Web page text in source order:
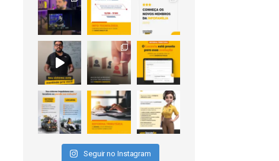
Seguir no Instagram